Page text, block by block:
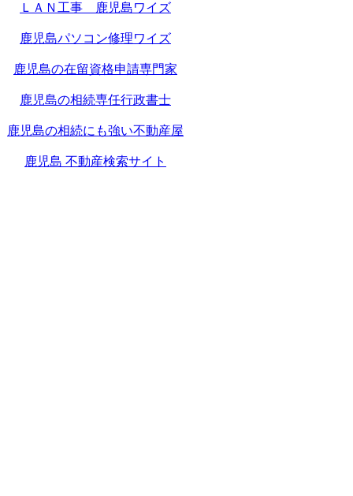
ＬＡＮ工事 鹿児島ワイズ
鹿児島パソコン修理ワイズ
鹿児島の在留資格申請専門家
鹿児島の相続専任行政書士
鹿児島の相続にも強い不動産屋
鹿児島 不動産検索サイト